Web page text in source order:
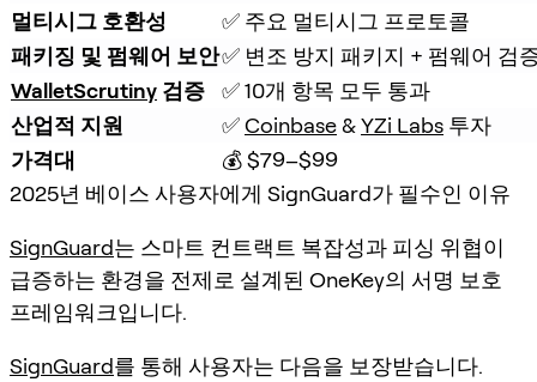
멀티시그 호환성
✅ 주요 멀티시그 프로토콜
패키징 및 펌웨어 보안✅ 변조 방지 패키지 + 펌웨어 검
WalletScrutiny 검증
✅ 10개 항목 모두 통과
산업적 지원
✅ Coinbase & YZi Labs 투자
가격대
💰 $79–$99
2025년 베이스 사용자에게 SignGuard가 필수인 이유
SignGuard는 스마트 컨트랙트 복잡성과 피싱 위협이
급증하는 환경을 전제로 설계된 OneKey의 서명 보호
프레임워크입니다.
SignGuard를 통해 사용자는 다음을 보장받습니다.